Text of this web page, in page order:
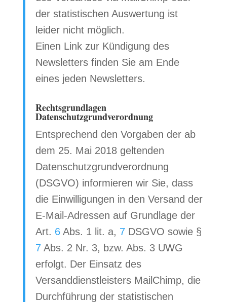
der statistischen Auswertung ist
leider nicht möglich.
Einen Link zur Kündigung des
Newsletters finden Sie am Ende
eines jeden Newsletters.
Rechtsgrundlagen
Datenschutzgrundverordnung
Entsprechend den Vorgaben der ab
dem 25. Mai 2018 geltenden
Datenschutzgrundverordnung
(DSGVO) informieren wir Sie, dass
die Einwilligungen in den Versand der
E-Mail-Adressen auf Grundlage der
Art. 6Abs. 1 lit. a, 7DSGVO sowie §
7Abs. 2 Nr. 3, bzw. Abs. 3 UWG
erfolgt. Der Einsatz des
Versanddienstleisters MailChimp, die
Durchführung der statistischen